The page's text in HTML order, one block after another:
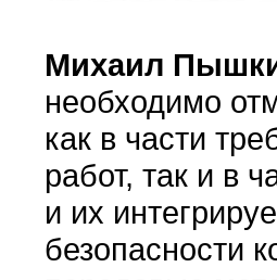
Михаил
необходимо
как в части
работ, так и в
и их
безопасности